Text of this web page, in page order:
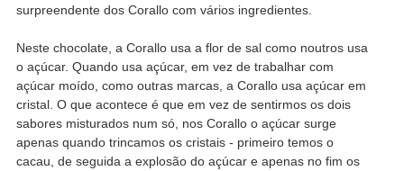
surpreendente dos Corallo com vários ingredientes.
Neste chocolate, a Corallo usa a flor de sal como noutros usa
o açúcar. Quando usa açúcar, em vez de trabalhar com
açúcar moído, como outras marcas, a Corallo usa açúcar em
cristal. O que acontece é que em vez de sentirmos os dois
sabores misturados num só, nos Corallo o açúcar surge
apenas quando trincamos os cristais - primeiro temos o
cacau, de seguida a explosão do açúcar e apenas no fim os